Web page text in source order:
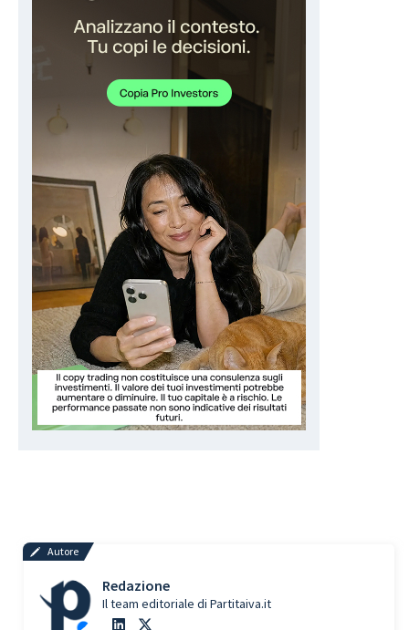
Autore
Redazione
Il team editoriale di Partitaiva.it